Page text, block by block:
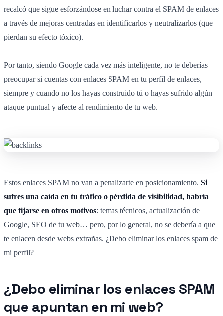
recalcó que sigue esforzándose en luchar contra el SPAM de enlaces
a través de mejoras centradas en identificarlos y neutralizarlos (que
pierdan su efecto tóxico).
Por tanto, siendo Google cada vez más inteligente, no te deberías
preocupar si cuentas con enlaces SPAM en tu perfil de enlaces,
siempre y cuando no los hayas construido tú o hayas sufrido algún
ataque puntual y afecte al rendimiento de tu web.
Estos enlaces SPAM no van a penalizarte en posicionamiento. Si
sufres una caída en tu tráfico o pérdida de visibilidad, habría
que fijarse en otros motivos: temas técnicos, actualización de
Google, SEO de tu web… pero, por lo general, no se debería a que
te enlacen desde webs extrañas. ¿Debo eliminar los enlaces spam de
mi perfil?
¿Debo eliminar los enlaces SPAM
que apuntan en mi web?